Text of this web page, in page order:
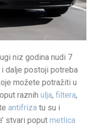
niz godina nudi 7
dalje postoji potreba
možete potražiti u
raznih ulja, filtera,
antifriza tu su i
stvari poput metlica